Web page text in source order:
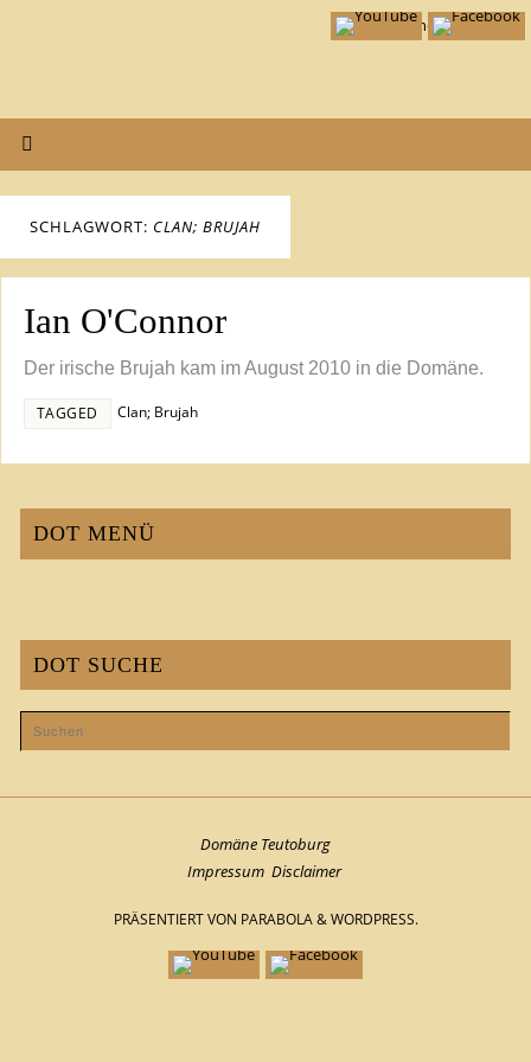
SCHLAGWORT: CLAN; BRUJAH
Ian O'Connor
Der irische Brujah kam im August 2010 in die Domäne.
TAGGED Clan; Brujah
DOT MENÜ
DOT SUCHE
Domäne Teutoburg
Impressum Disclaimer
PRÄSENTIERT VON PARABOLA&WORDPRESS.